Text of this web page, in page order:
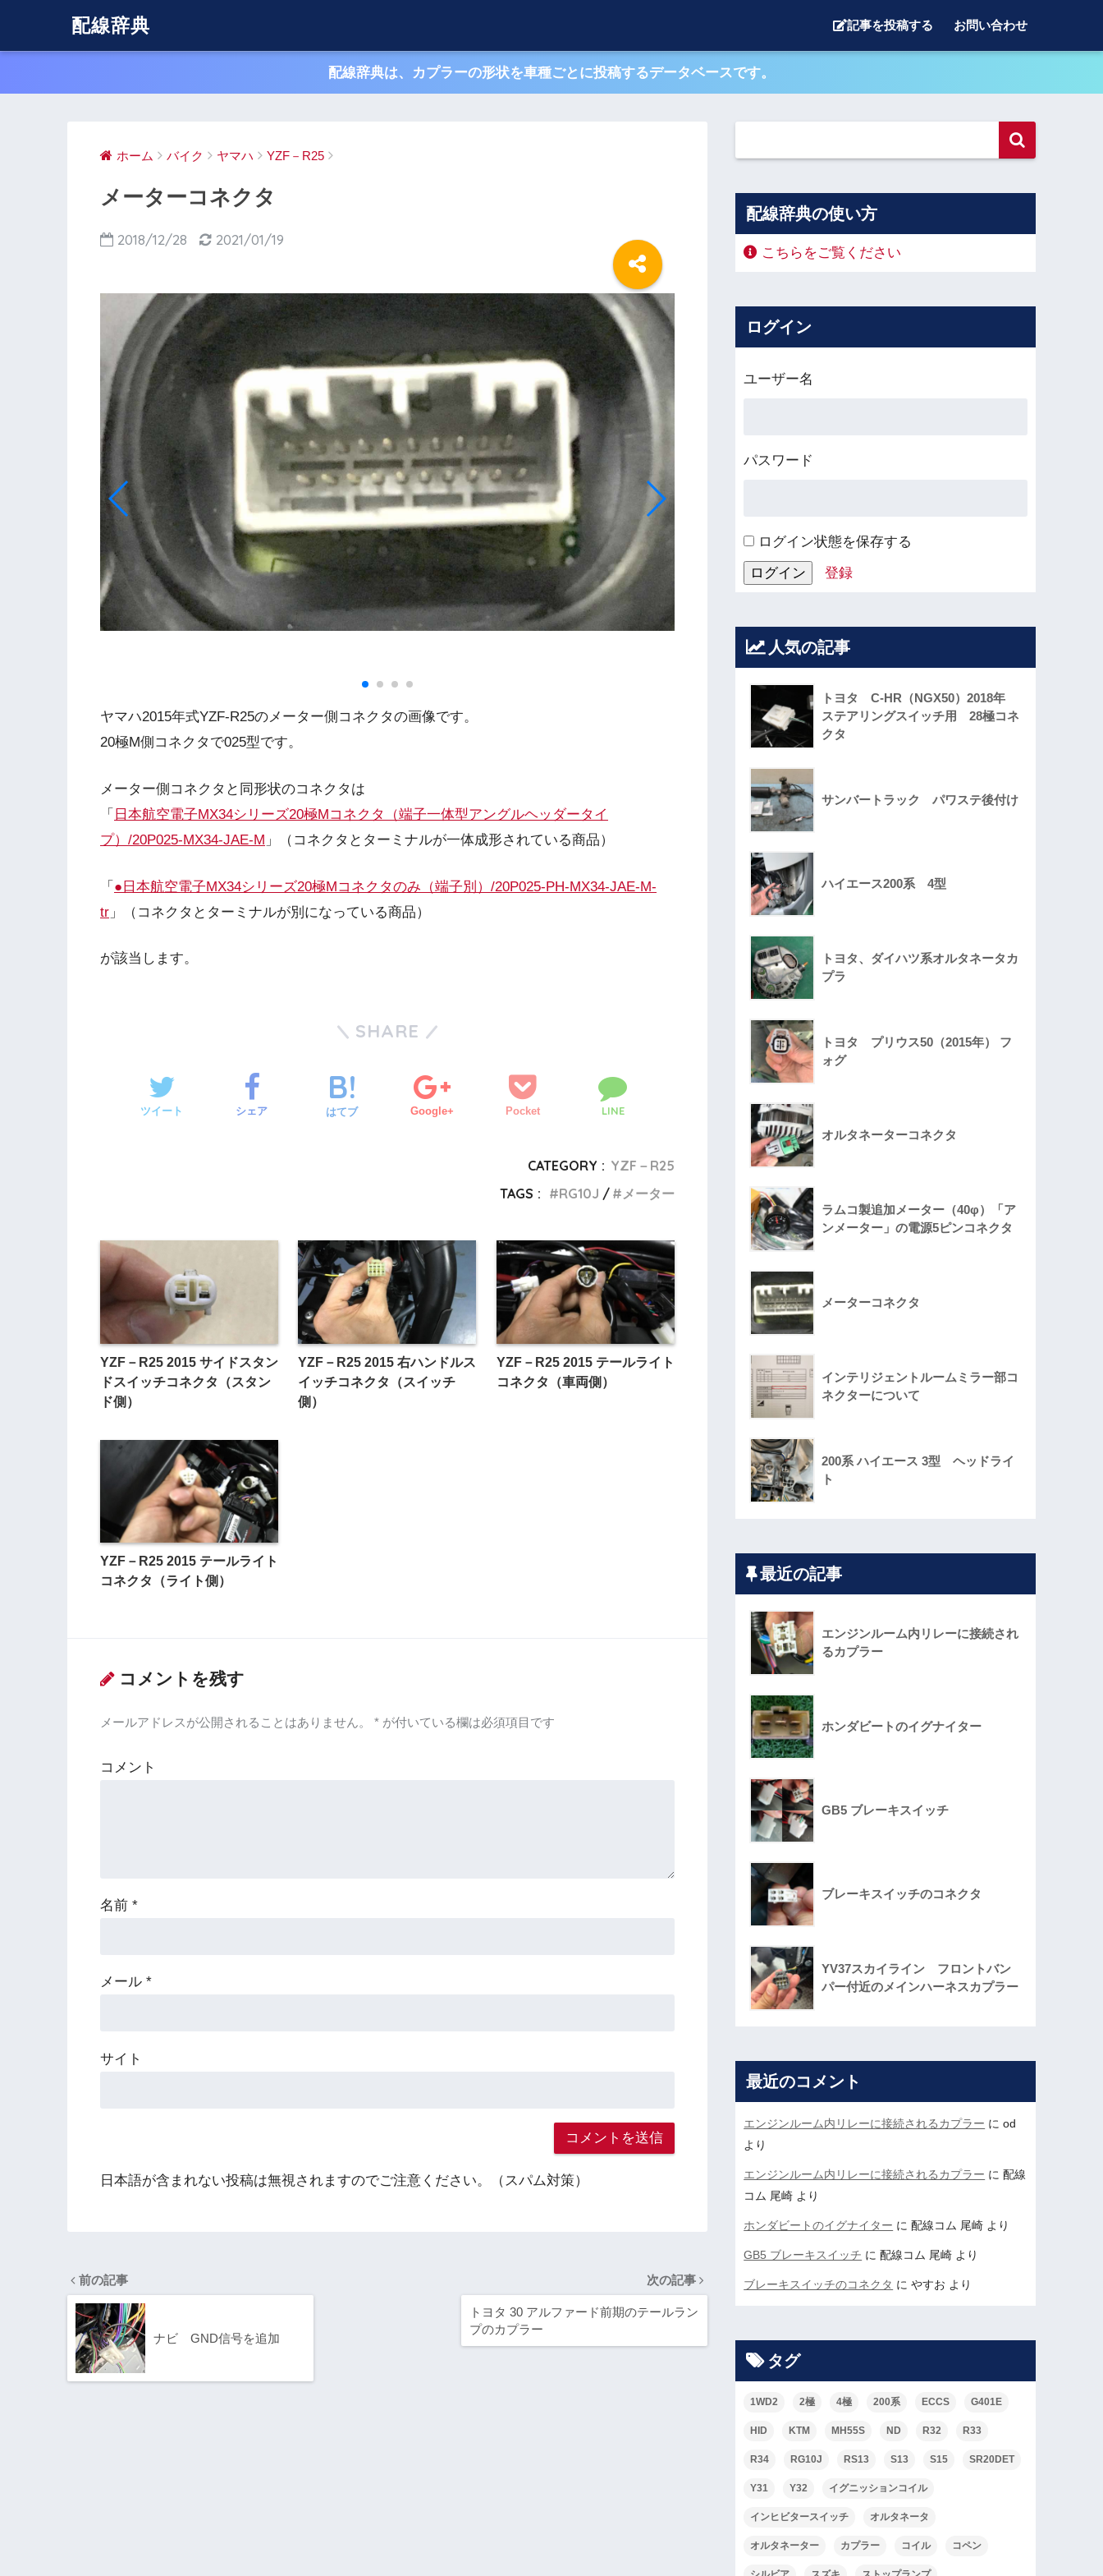
配線辞典 記事を投稿する お問い合わせ
配線辞典は、カプラーの形状を車種ごとに投稿するデータベースです。
ホーム バイク ヤマハ YZF－R25
メーターコネクタ
2018/12/28 2021/01/19
ヤマハ2015年式YZF-R25のメーター側コネクタの画像です。
20極M側コネクタで025型です。
メーター側コネクタと同形状のコネクタは
「 日本航空電子MX34シリーズ20極Mコネクタ（端子一体型アングルヘッダータイ
プ）/20P025-MX34-JAE-M 」（コネクタとターミナルが一体成形されている商品）
「 ●日本航空電子MX34シリーズ20極Mコネクタのみ（端子別）/20P025-PH-MX34-JAE-M-
tr 」（コネクタとターミナルが別になっている商品）
が該当します。
SHARE
ツイート シェア はてブ Google+ Pocket LINE
CATEGORY : YZF－R25
TAGS :
RG10J メーター
YZF－R25 2015 サイドスタン
ドスイッチコネクタ（スタン
ド側）
YZF－R25 2015 右ハンドルス
イッチコネクタ（スイッチ
側）
YZF－R25 2015 テールライト
コネクタ（車両側）
YZF－R25 2015 テールライト
コネクタ（ライト側）
コメントを残す
メールアドレスが公開されることはありません。 * が付いている欄は必須項目です
コメント
名前 *
メール *
サイト
日本語が含まれない投稿は無視されますのでご注意ください。（スパム対策）
前の記事
ナビ GND信号を追加
次の記事
トヨタ 30 アルファード前期のテールラン
プのカプラー
配線辞典の使い方
こちらをご覧ください
ログイン
ユーザー名
パスワード
ログイン状態を保存する
登録
人気の記事
トヨタ C-HR（NGX50）2018年
ステアリングスイッチ用 28極コネ
クタ
サンバートラック パワステ後付け
ハイエース200系 4型
トヨタ、ダイハツ系オルタネータカ
プラ
トヨタ プリウス50（2015年） フ
ォグ
オルタネーターコネクタ
ラムコ製追加メーター（40φ）「ア
ンメーター」の電源5ピンコネクタ
メーターコネクタ
インテリジェントルームミラー部コ
ネクターについて
200系 ハイエース 3型 ヘッドライ
ト
最近の記事
エンジンルーム内リレーに接続され
るカプラー
ホンダビートのイグナイター
GB5 ブレーキスイッチ
ブレーキスイッチのコネクタ
YV37スカイライン フロントバン
パー付近のメインハーネスカプラー
最近のコメント
エンジンルーム内リレーに接続されるカプラー にod
より
エンジンルーム内リレーに接続されるカプラー に配線
コム 尾崎 より
ホンダビートのイグナイター に配線コム 尾崎 より
GB5 ブレーキスイッチ に配線コム 尾崎 より
ブレーキスイッチのコネクタ にやすお より
タグ
1WD2 2極 4極 200系 ECCS G401E
HID KTM MH55S ND R32 R33
R34 RG10J RS13 S13 S15 SR20DET
Y31 Y32 イグニッションコイル
インヒビタースイッチ オルタネータ
オルタネーター カプラー コイル コペン